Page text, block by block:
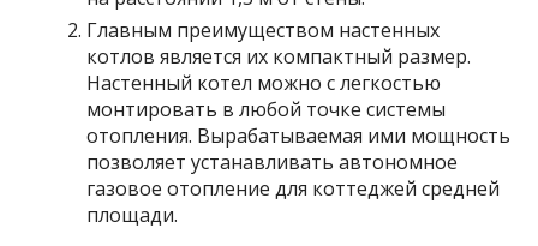
Главным преимуществом настенных
котлов является их компактный размер.
Настенный котел можно с легкостью
монтировать в любой точке системы
отопления. Вырабатываемая ими мощность
позволяет устанавливать автономное
газовое отопление для коттеджей средней
площади.